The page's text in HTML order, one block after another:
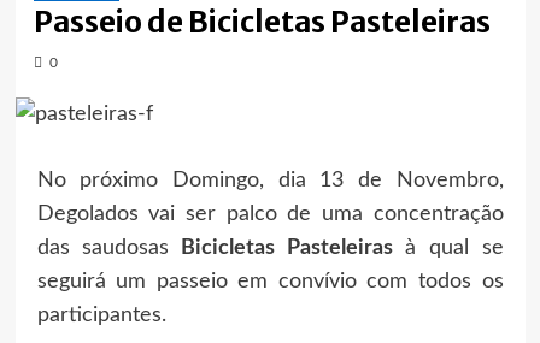
Passeio de Bicicletas Pasteleiras
0
No próximo Domingo, dia 13 de Novembro,
Degolados vai ser palco de uma concentração
das saudosas Bicicletas Pasteleirasà qual se
seguirá um passeio em convívio com todos os
participantes.